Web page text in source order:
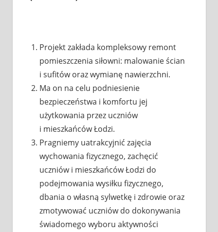
Projekt zakłada kompleksowy remont
pomieszczenia siłowni: malowanie ścian
i sufitów oraz wymianę nawierzchni.
Ma on na celu podniesienie
bezpieczeństwa i komfortu jej
użytkowania przez uczniów
i mieszkańców Łodzi.
Pragniemy uatrakcyjnić zajęcia
wychowania fizycznego, zachęcić
uczniów i mieszkańców Łodzi do
podejmowania wysiłku fizycznego,
dbania o własną sylwetkę i zdrowie oraz
zmotywować uczniów do dokonywania
świadomego wyboru aktywności